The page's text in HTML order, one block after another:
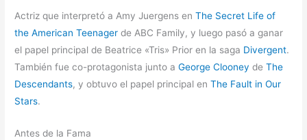
Actriz que interpretó a Amy Juergens enThe Secret Life of
the American Teenager de ABC Family, y luego pasó a ganar
el papel principal de Beatrice «Tris» Prior en la saga Divergent.
También fue co-protagonista junto aGeorge Clooney deThe
Descendants, y obtuvo el papel principal enThe Fault in Our
Stars.
Antes de la Fama